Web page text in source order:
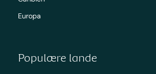
Europa
Populære lande